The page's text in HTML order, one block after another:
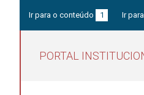
Ir para o conteúdo 1 Ir
PORTAL